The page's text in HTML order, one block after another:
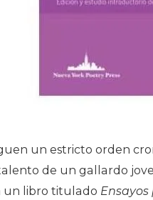
un estricto orden
de un gallardo
un libro titulado